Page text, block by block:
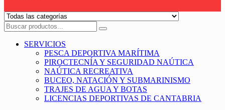
SERVICIOS
PESCA DEPORTIVA MARÍTIMA
PIROCTECNÍA Y SEGURIDAD NAÚTICA
NAÚTICA RECREATIVA
BUCEO, NATACIÓN Y SUBMARINISMO
TRAJES DE AGUA Y BOTAS
LICENCIAS DEPORTIVAS DE CANTABRIA